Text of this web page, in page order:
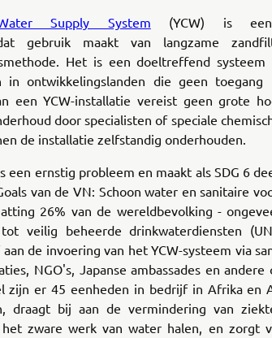
Supply System (YCW) is een
dat gebruik maakt van langzame
Het is een doeltreffend systeem
in ontwikkelingslanden die geen toegang
een YCW-installatie vereist geen grote
door specialisten of speciale
de installatie zelfstandig onderhouden.
een ernstig probleem en maakt als SDG 6
van de VN: Schoon water en sanitaire
26% van de wereldbevolking -
veilig beheerde drinkwaterdiensten
de invoering van het YCW-systeem via
NGO's, Japanse ambassades en andere
zijn er 45 eenheden in bedrijf in Afrika en
draagt bij aan de vermindering van
zware werk van water halen, en zorgt